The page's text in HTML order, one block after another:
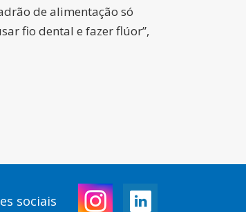
de alimentação só
fio dental e fazer flúor”,
sociais